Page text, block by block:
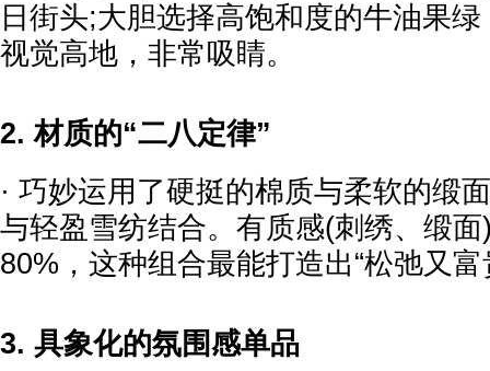
日街头;大胆选择高饱和度的牛油果
视觉高地，非常吸睛。
2. 材质的“二八定律”
· 巧妙运用了硬挺的棉质与柔软的缎
与轻盈雪纺结合。有质感(刺绣、缎
80%，这种组合最能打造出“松弛又富
3. 具象化的氛围感单品